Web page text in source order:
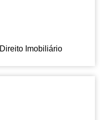
Direito Imobiliário